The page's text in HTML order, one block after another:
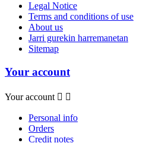
Legal Notice
Terms and conditions of use
About us
Jarri gurekin harremanetan
Sitemap
Your account
Your account  
Personal info
Orders
Credit notes